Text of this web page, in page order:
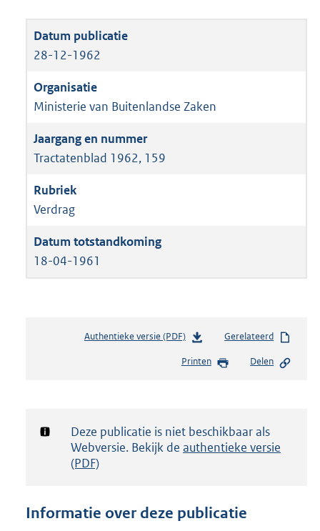
28-12-1962
Ministerie van Buitenlandse Zaken
Tractatenblad 1962, 159
Verdrag
18-04-1961
Authentieke versie (PDF)b
s
d
g
t
Gerelateerd
Printen Delen
Notificatie:
Deze publicatie is niet beschikbaar als
Webversie. Bekijk de authentieke versie
(PDF)
Informatie over deze publicatie